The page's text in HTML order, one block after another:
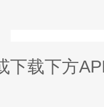
下载下方